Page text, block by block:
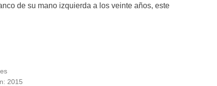
de su mano izquierda a los veinte años, este
neurólogos, filósofos, piratas, novelistas,
2015